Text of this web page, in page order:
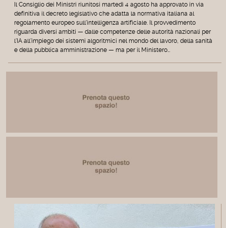
Il Consiglio dei Ministri riunitosi martedì 4 agosto ha approvato in via
definitiva il decreto legislativo che adatta la normativa italiana al
regolamento europeo sull'intelligenza artificiale. Il provvedimento
riguarda diversi ambiti — dalle competenze delle autorità nazionali per
l'IA all'impiego dei sistemi algoritmici nel mondo del lavoro, della sanità
e della pubblica amministrazione — ma per il Ministero…